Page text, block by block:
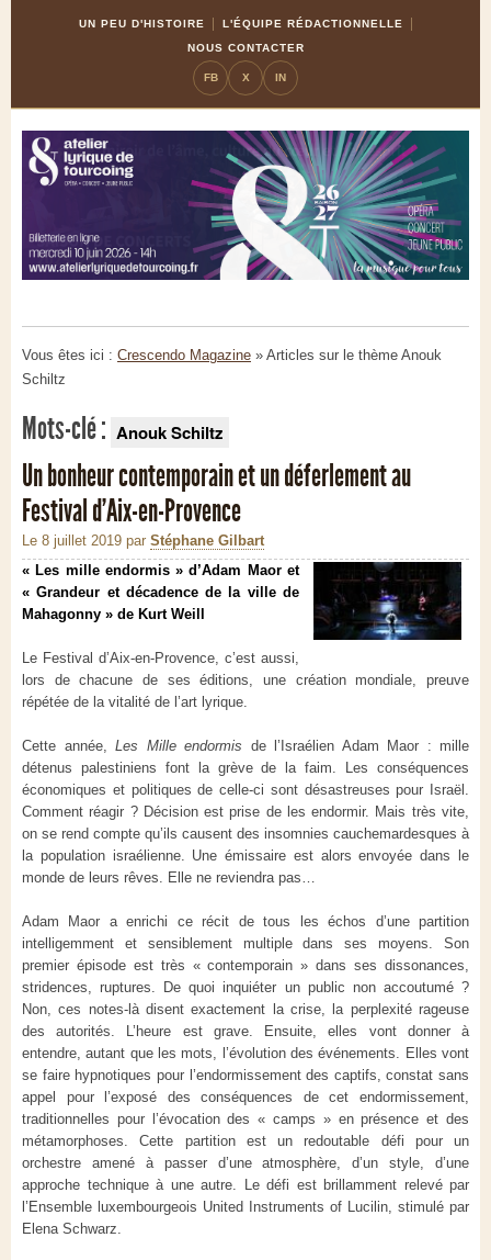
UN PEU D'HISTOIRE
L'ÉQUIPE RÉDACTIONNELLE
NOUS CONTACTER
FB X IN
Vous êtes ici : Crescendo Magazine » Articles sur le thème Anouk
Schiltz
Mots-clé : Anouk Schiltz
Un bonheur contemporain et un déferlement au
Festival d’Aix-en-Provence
Le 8 juillet 2019 par Stéphane Gilbart
« Les mille endormis » d’Adam Maor et
« Grandeur et décadence de la ville de
Mahagonny » de Kurt Weill
Le Festival d’Aix-en-Provence, c’est aussi,
lors de chacune de ses éditions, une création mondiale, preuve
répétée de la vitalité de l’art lyrique.
Cette année, Les Mille endormis de l’Israélien Adam Maor : mille
détenus palestiniens font la grève de la faim. Les conséquences
économiques et politiques de celle-ci sont désastreuses pour Israël.
Comment réagir ? Décision est prise de les endormir. Mais très vite,
on se rend compte qu’ils causent des insomnies cauchemardesques à
la population israélienne. Une émissaire est alors envoyée dans le
monde de leurs rêves. Elle ne reviendra pas…
Adam Maor a enrichi ce récit de tous les échos d’une partition
intelligemment et sensiblement multiple dans ses moyens. Son
premier épisode est très « contemporain » dans ses dissonances,
stridences, ruptures. De quoi inquiéter un public non accoutumé ?
Non, ces notes-là disent exactement la crise, la perplexité rageuse
des autorités. L’heure est grave. Ensuite, elles vont donner à
entendre, autant que les mots, l’évolution des événements. Elles vont
se faire hypnotiques pour l’endormissement des captifs, constat sans
appel pour l’exposé des conséquences de cet endormissement,
traditionnelles pour l’évocation des « camps » en présence et des
métamorphoses. Cette partition est un redoutable défi pour un
orchestre amené à passer d’une atmosphère, d’un style, d’une
approche technique à une autre. Le défi est brillamment relevé par
l’Ensemble luxembourgeois United Instruments of Lucilin, stimulé par
Elena Schwarz.